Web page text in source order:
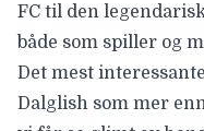
FC til den
både som spiller og
Det mest
Dalglish som mer